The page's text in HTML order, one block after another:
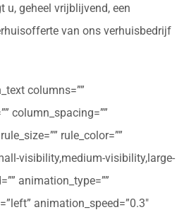
u, geheel vrijblijvend, een
van ons verhuisbedrijf
columns=””
column_spacing=””
rule_color=””
visibility,medium-visibility,large-
animation_type=””
animation_speed=”0.3″